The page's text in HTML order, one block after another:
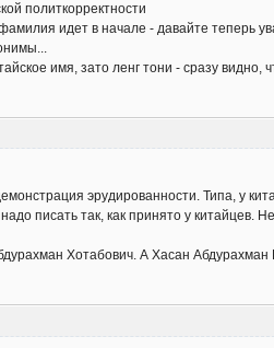
политкорректности
идет в начале - давайте теперь
имя, зато ленг тони - сразу видно,
эрудированности. Типа, у
писать так, как принято у китайцев.
Хотабович. А Хасан